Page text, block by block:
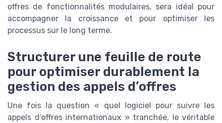
offres de fonctionnalités modulaires, sera idéal pour
accompagner la croissance et pour optimiser les
processus sur le long terme.
Structurer une feuille de route
pour optimiser durablement la
gestion des appels d’offres
Une fois la question « quel logiciel pour suivre les
appels d’offres internationaux » tranchée, le véritable